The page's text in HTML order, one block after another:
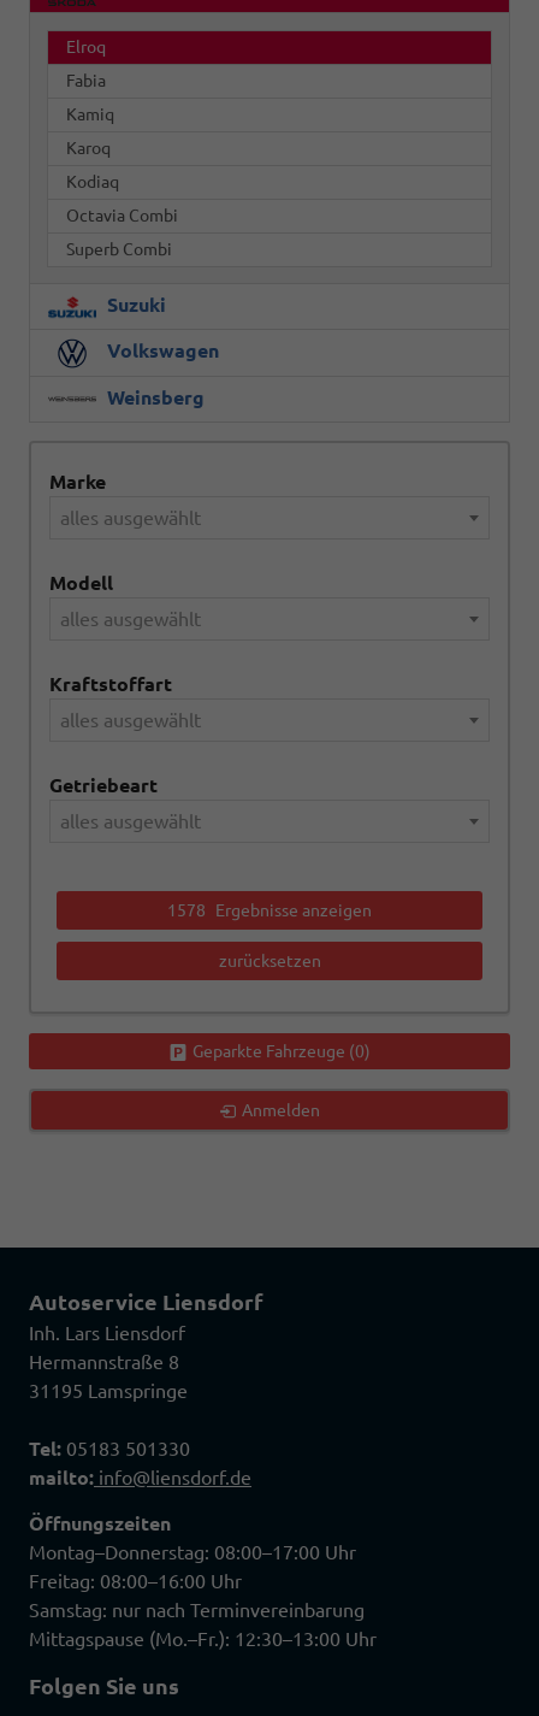
Elroq
Fabia
Kamiq
Karoq
Kodiaq
Octavia Combi
Superb Combi
Suzuki
Volkswagen
Weinsberg
Marke
alles ausgewählt
Modell
alles ausgewählt
Kraftstoffart
alles ausgewählt
Getriebeart
alles ausgewählt
1578 Ergebnisse anzeigen
zurücksetzen
Geparkte Fahrzeuge (0)
Anmelden
Autoservice Liensdorf
Inh. Lars Liensdorf
Hermannstraße 8
31195 Lamspringe
Tel: 05183 501330
mailto: info@liensdorf.de
Öffnungszeiten
Montag–Donnerstag: 08:00–17:00 Uhr
Freitag: 08:00–16:00 Uhr
Samstag: nur nach Terminvereinbarung
Mittagspause (Mo.–Fr.): 12:30–13:00 Uhr
Folgen Sie uns